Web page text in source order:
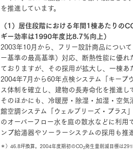
を推進しています。
（1）居住段階における年間1棟あたりの
ギー効率は1990年度比8.7％向上）
2003年10月から、フリー設計商品につい
ー基準の最高基準）対応、断熱性能に優
ておりますが、その採用が拡大し、一棟あ
2004年7月から60年点検システム「キープ
ス体制を確立し、建物の長寿命化を推進し
そのほかにも、冷暖房・除湿・加湿・空
館空調システム「ウェルブリーズ・プラ
のオーバーフロー水を庭の散水などに利
ンプ給湯器やソーラーシステムの採用も推
＊）46.8坪換算。2004年度期初のCO2発生量削減目標は